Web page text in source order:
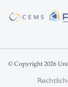
© Copyright 2026